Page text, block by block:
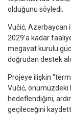
olduğunu söyledi.
Vučić, Azerbaycan
2029’a kadar
megavat kurulu
doğrudan destek
Projeye ilişkin
Vučić, önümüzdeki
hedeflendiğini,
geçileceğini